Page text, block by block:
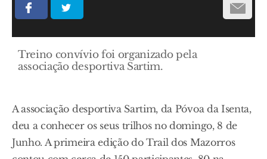
Treino convívio foi organizado pela
associação desportiva Sartim.
A associação desportiva Sartim, da Póvoa da Isenta,
deu a conhecer os seus trilhos no domingo, 8 de
Junho. A primeira edição do Trail dos Mazorros